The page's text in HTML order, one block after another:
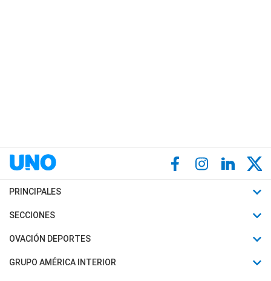
PRINCIPALES
Últimas Noticias
Política
SECCIONES
Horóscopo
Motores
OVACIÓN DEPORTES
Fútbol
GRUPO AMÉRICA INTERIOR